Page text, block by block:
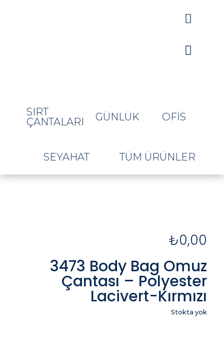


SIRT
ÇANTALARI
GÜNLÜK OFIS
SEYAHAT TÜM ÜRÜNLER
₺0,00
3473 Body Bag Omuz
Çantası – Polyester
Lacivert-Kırmızı
Stokta yok